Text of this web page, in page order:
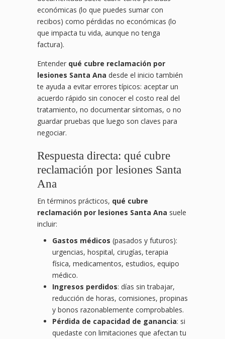
económicas (lo que puedes sumar con
recibos) como pérdidas no económicas (lo
que impacta tu vida, aunque no tenga
factura).
Entender qué cubre reclamación por
lesiones Santa Ana desde el inicio también
te ayuda a evitar errores típicos: aceptar un
acuerdo rápido sin conocer el costo real del
tratamiento, no documentar síntomas, o no
guardar pruebas que luego son claves para
negociar.
Respuesta directa: qué cubre
reclamación por lesiones Santa
Ana
En términos prácticos, qué cubre
reclamación por lesiones Santa Ana suele
incluir:
Gastos médicos (pasados y futuros):
urgencias, hospital, cirugías, terapia
física, medicamentos, estudios, equipo
médico.
Ingresos perdidos: días sin trabajar,
reducción de horas, comisiones, propinas
y bonos razonablemente comprobables.
Pérdida de capacidad de ganancia: si
quedaste con limitaciones que afectan tu